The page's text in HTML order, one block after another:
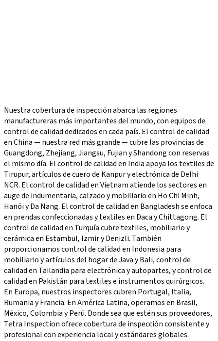
Loading interactive globe…
Nuestra cobertura de inspección abarca las regiones
manufactureras más importantes del mundo, con equipos de
control de calidad dedicados en cada país. El control de calidad
en China — nuestra red más grande — cubre las provincias de
Guangdong, Zhejiang, Jiangsu, Fujian y Shandong con reservas
el mismo día. El control de calidad en India apoya los textiles de
Tirupur, artículos de cuero de Kanpur y electrónica de Delhi
NCR. El control de calidad en Vietnam atiende los sectores en
auge de indumentaria, calzado y mobiliario en Ho Chi Minh,
Hanói y Da Nang. El control de calidad en Bangladesh se enfoca
en prendas confeccionadas y textiles en Daca y Chittagong. El
control de calidad en Turquía cubre textiles, mobiliario y
cerámica en Estambul, Izmir y Denizli. También
proporcionamos control de calidad en Indonesia para
mobiliario y artículos del hogar de Java y Bali, control de
calidad en Tailandia para electrónica y autopartes, y control de
calidad en Pakistán para textiles e instrumentos quirúrgicos.
En Europa, nuestros inspectores cubren Portugal, Italia,
Rumania y Francia. En América Latina, operamos en Brasil,
México, Colombia y Perú. Donde sea que estén sus proveedores,
Tetra Inspection ofrece cobertura de inspección consistente y
profesional con experiencia local y estándares globales.